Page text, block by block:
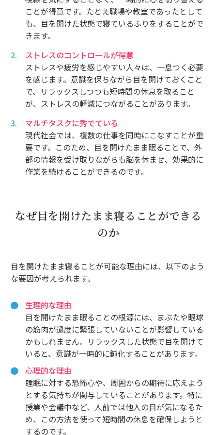
ことが得意です。たとえ職場や教室であったとして
も、目を開けた状態で寝ているふりをすることがで
きます。
ストレスのコントロールが得意
ストレスや疲労を感じやすい人々は、一息つく必要
を感じます。意識を保ちながら目を開けておくこと
で、リラックスしつつも短時間の休息を取ること
が、ストレスの軽減につながることがあります。
マルチタスクに秀でている
現代社会では、複数の仕事を同時にこなすことが重
要です。このため、目を開けたまま眠ることで、外
部の情報を受け取りながらも脳を休ませ、効果的に
作業を続けることができるのです。
なぜ目を開けたまま寝ることができる
のか
目を開けたまま寝ることが可能な理由には、以下のよう
な要因が考えられます。
生理的な理由
目を開けたまま眠ることの根源には、まぶたや眼球
の筋肉が過度に緊張していないことが影響している
かもしれません。リラックスした状態で目を開けて
いると、意識が一時的に鈍化することがあります。
心理的な理由
睡眠に対する恐怖心や、周囲からの期待に応えよう
とする気持ちが関与していることがあります。特に
授業や会議中など、人前では他人の目が気になるた
め、この方法を使って短時間の休息を確保しようと
するのです。